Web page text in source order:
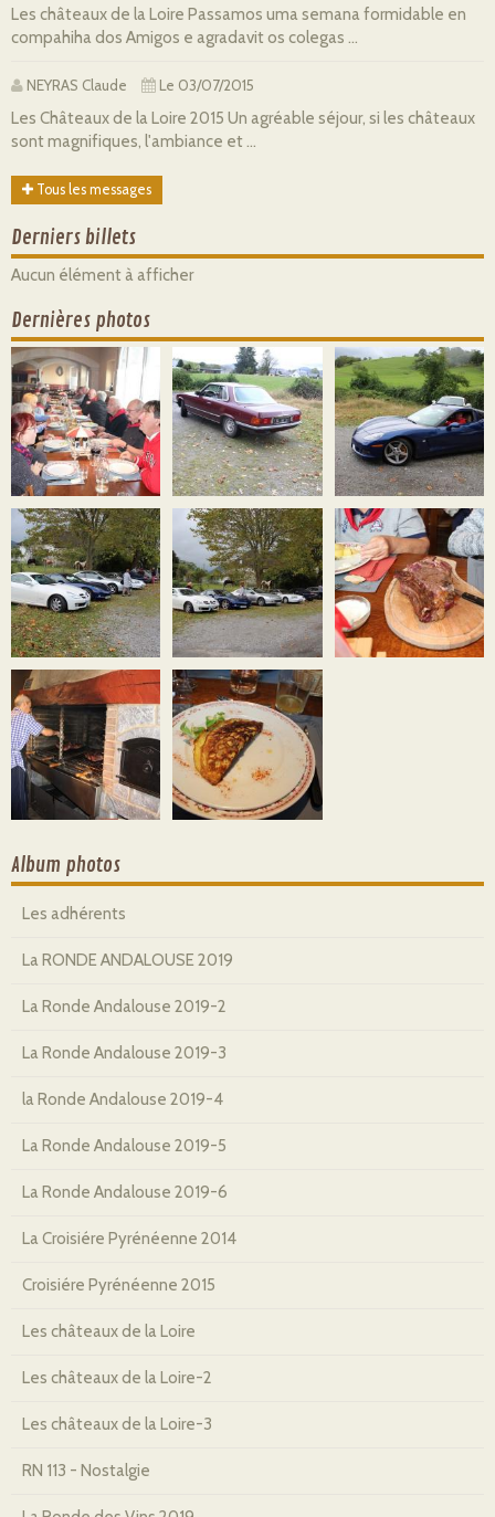
Les châteaux de la Loire Passamos uma semana formidable en
compahiha dos Amigos e agradavit os colegas ...
NEYRAS Claude Le 03/07/2015
Les Châteaux de la Loire 2015 Un agréable séjour, si les châteaux
sont magnifiques, l'ambiance et ...
Tous les messages
Derniers billets
Aucun élément à afficher
Dernières photos
Album photos
Les adhérents
La RONDE ANDALOUSE 2019
La Ronde Andalouse 2019-2
La Ronde Andalouse 2019-3
la Ronde Andalouse 2019-4
La Ronde Andalouse 2019-5
La Ronde Andalouse 2019-6
La Croisiére Pyrénéenne 2014
Croisiére Pyrénéenne 2015
Les châteaux de la Loire
Les châteaux de la Loire-2
Les châteaux de la Loire-3
RN 113 - Nostalgie